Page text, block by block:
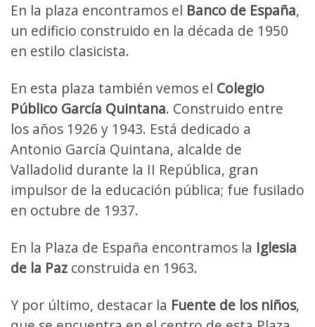
En la plaza encontramos el Banco de España,
un edificio construido en la década de 1950
en estilo clasicista.
En esta plaza también vemos el Colegio
Público García Quintana. Construido entre
los años 1926 y 1943. Está dedicado a
Antonio García Quintana, alcalde de
Valladolid durante la II República, gran
impulsor de la educación pública; fue fusilado
en octubre de 1937.
En la Plaza de España encontramos la Iglesia
de la Paz construida en 1963.
Y por último, destacar la Fuente de los niños,